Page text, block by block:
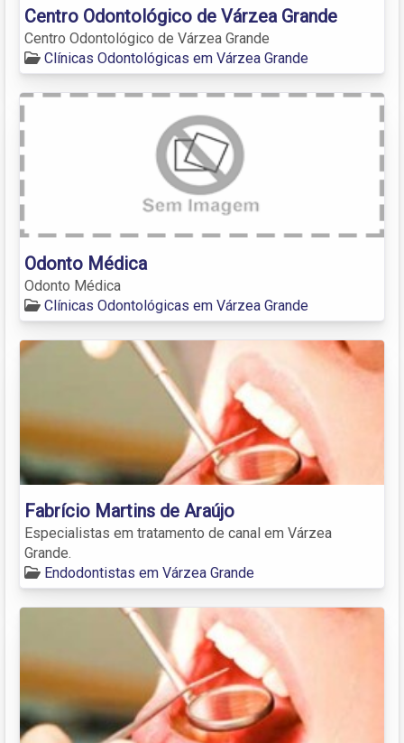
Centro Odontológico de Várzea Grande
Centro Odontológico de Várzea Grande
Clínicas Odontológicas em Várzea Grande
Odonto Médica
Odonto Médica
Clínicas Odontológicas em Várzea Grande
Fabrício Martins de Araújo
Especialistas em tratamento de canal em Várzea
Grande.
Endodontistas em Várzea Grande